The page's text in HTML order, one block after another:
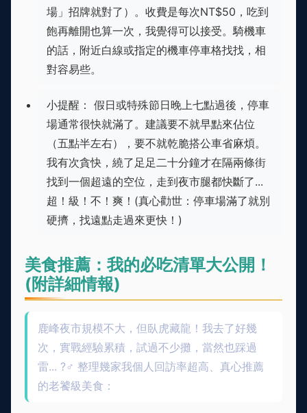
場」招牌就對了）。收費是每次NT$50，吃到
飽再離開也算一次，我覺得可以接受。騎機車
的話，附近白線或指定的機車停車格找找，相
對容易些。
小提醒： 假日或特殊節日晚上七點過後，停車
場通常很快就滿了。建議要不就早點來佔位
（五點半左右），要不就乾脆搭公車省麻煩。
我有次貪快，繞了足足二十分鐘才在隔兩條街
找到一個超遠的空位，走到夜市腿都快斷了...
超！級！不！爽！(真心勸世：停車場滿了就別
硬擠，找遠點走過來更快！)
美食推薦：我的必吃清單大公開！
(附詳細情報)
鹿峰夜市規模不大，但臥虎藏龍！我去了好幾
次，實戰經驗累積，試過不少攤，當然也踩過
雷... ?‍♂️ 整理幾家我個人回訪率超高、真心推薦
的老饕級美食：